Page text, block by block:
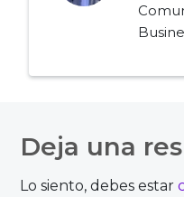
de
entradas
Deja una
Lo siento, debes estar